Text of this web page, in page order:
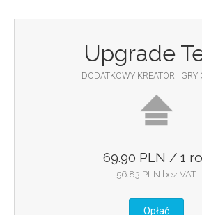
Upgrade
DODATKOWY KREATOR I GRY
69.90 PLN / 1
56.83 PLN bez VAT
Opłać